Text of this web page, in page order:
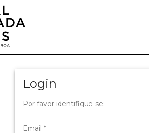
Login
Por favor identifique-se:
Email *